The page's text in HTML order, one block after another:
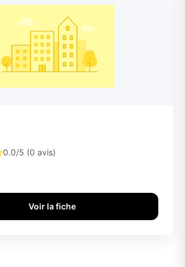
0.0/5 (0 avis)
Voir la fiche